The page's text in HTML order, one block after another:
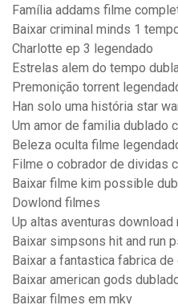
Família addams filme
Baixar criminal minds 1
Charlotte ep 3 legendado
Estrelas alem do tempo
Premonição torrent
Han solo uma história star
Um amor de familia dublado
Beleza oculta filme
Filme o cobrador de dividas
Baixar filme kim possible
Dowlond filmes
Up altas aventuras download
Baixar simpsons hit and run
Baixar a fantastica fabrica
Baixar american gods
Baixar filmes em mkv